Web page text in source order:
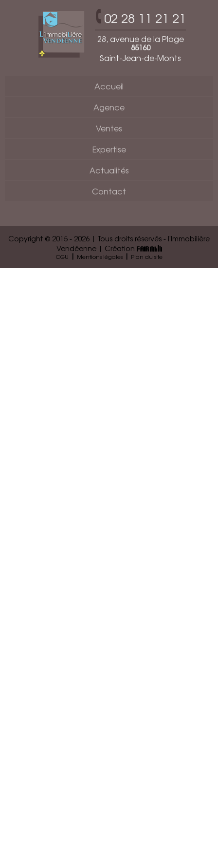
02 28 11 21 21
28, avenue de la Plage
85160
Saint-Jean-de-Monts
Accueil
Agence
Ventes
Expertise
Actualités
Contact
Copyright © 2015 - 2026 | Tous droits réservés - l'Immobilière
Vendéenne | Création
CGU | Mentions légales | Plan du site